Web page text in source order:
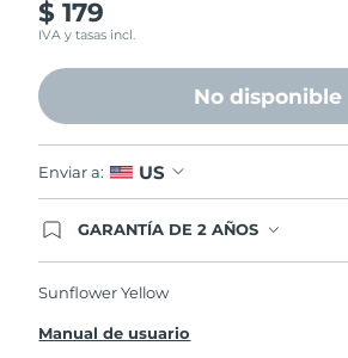
$ 179
IVA y tasas incl.
No disponible
Enviar a: US
GARANTÍA DE 2 AÑOS
de tener algún problema durante
producto sin cargo alguno.
Sunflower Yellow
Manual de usuario